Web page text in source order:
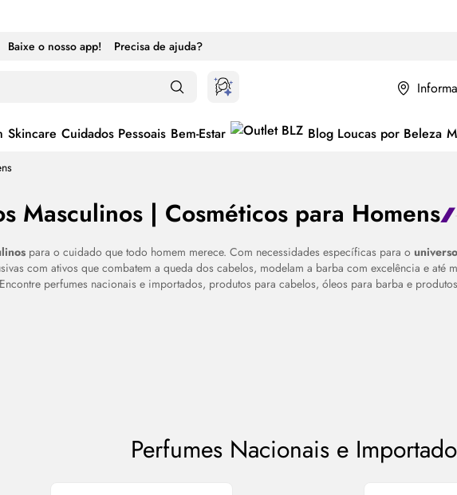
Baixe o nosso app! Precisa de ajuda?
Skincare Cuidados Pessoais Bem-Estar Blog Loucas por Beleza
Masculinos | Cosméticos para Homens
para o cuidado que todo homem merece. Com necessidades específicas para o
com ativos que combatem a queda dos cabelos, modelam a barba com excelência e até
perfumes nacionais e importados, produtos para cabelos, óleos para barba e
Perfumes Nacionais e